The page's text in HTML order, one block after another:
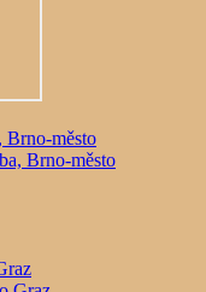
Brno-město